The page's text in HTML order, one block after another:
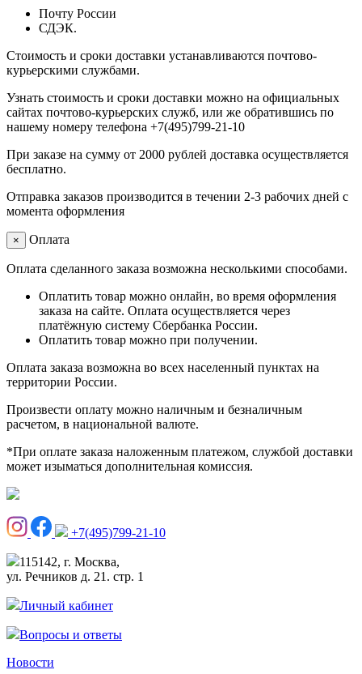
Почту России
СДЭК.
Стоимость и сроки доставки устанавливаются почтово-
курьерскими службами.
Узнать стоимость и сроки доставки можно на официальных
сайтах почтово-курьерских служб, или же обратившись по
нашему номеру телефона +7(495)799-21-10
При заказе на сумму от 2000 рублей доставка осуществляется
бесплатно.
Отправка заказов производится в течении 2-3 рабочих дней с
момента оформления
× Оплата
Оплата сделанного заказа возможна несколькими способами.
Оплатить товар можно онлайн, во время оформления
заказа на сайте. Оплата осуществляется через
платёжную систему Сбербанка России.
Оплатить товар можно при получении.
Оплата заказа возможна во всех населенный пунктах на
территории России.
Произвести оплату можно наличным и безналичным
расчетом, в национальной валюте.
*При оплате заказа наложенным платежом, службой доставки
может изыматься дополнительная комиссия.
+7(495)799-21-10
115142, г. Москва,
ул. Речников д. 21. стр. 1
Личный кабинет
Вопросы и ответы
Новости